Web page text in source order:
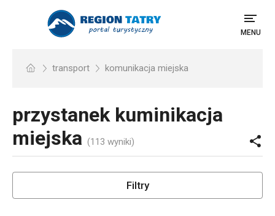
MENU
transport komunikacja miejska
przystanek kuminikacja
miejska (113 wyniki)
Filtry